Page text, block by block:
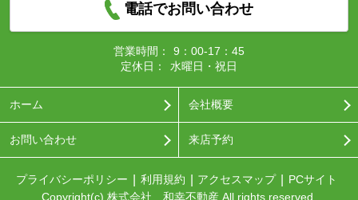
電話でお問い合わせ
営業時間：
9：00-17：45
定休日：
水曜日・祝日
ホーム 会社概要
お問い合わせ 来店予約
プライバシーポリシー 利用規約 アクセスマップ
PCサイト
Copyright(c) 株式会社 和幸不動産 All rights reserved.